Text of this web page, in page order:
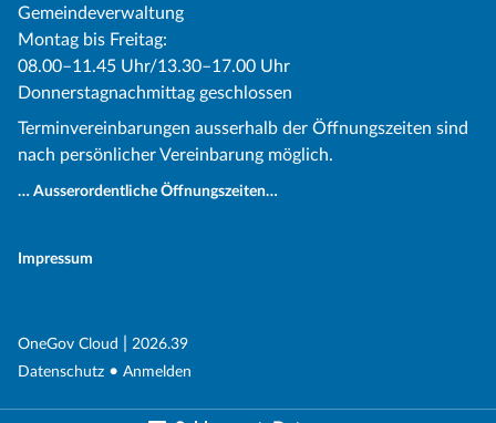
Gemeindeverwaltung
Montag bis Freitag:
08.00–11.45 Uhr/13.30–17.00 Uhr
Donnerstagnachmittag geschlossen
Terminvereinbarungen ausserhalb der Öffnungszeiten sind
nach persönlicher Vereinbarung möglich.
… Ausserordentliche Öffnungszeiten…
Impressum
OneGov Cloud (External Link)
2026.39
Datenschutz (External Link)
Anmelden